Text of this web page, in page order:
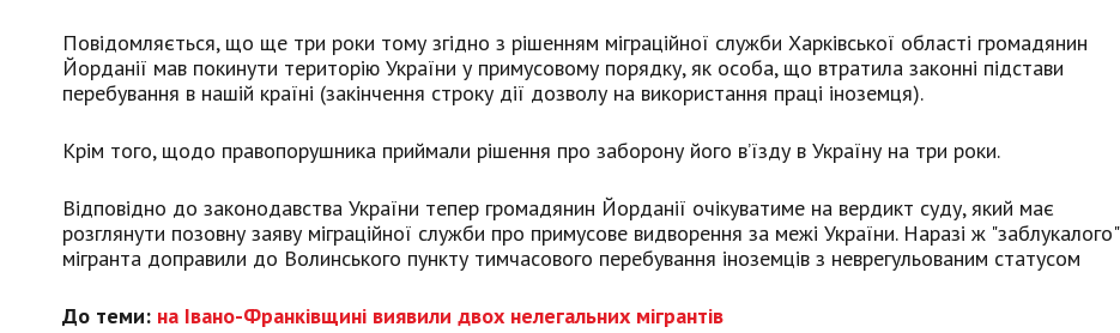
Повідомляється, що ще три роки тому згідно з рішенням міграційної служби Харківської області громадянин
Йорданії мав покинути територію України у примусовому порядку, як особа, що втратила законні підстави
перебування в нашій країні (закінчення строку дії дозволу на використання праці іноземця).
Крім того, щодо правопорушника приймали рішення про заборону його в’їзду в Україну на три роки.
Відповідно до законодавства України тепер громадянин Йорданії очікуватиме на вердикт суду, який має
розглянути позовну заяву міграційної служби про примусове видворення за межі України. Наразі ж "заблукалого"
мігранта доправили до Волинського пункту тимчасового перебування іноземців з неврегульованим статусом
До теми: на Івано-Франківщині виявили двох нелегальних мігрантів